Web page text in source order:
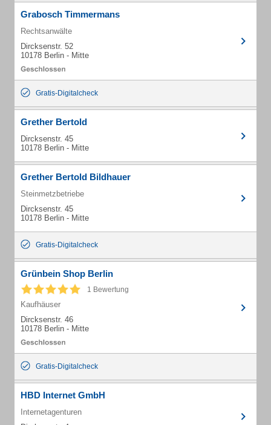
Grabosch Timmermans
Rechtsanwälte
Dircksenstr. 52
10178 Berlin - Mitte
Gratis-Digitalcheck
Grether Bertold
Dircksenstr. 45
10178 Berlin - Mitte
Grether Bertold Bildhauer
Steinmetzbetriebe
Dircksenstr. 45
10178 Berlin - Mitte
Gratis-Digitalcheck
Grünbein Shop Berlin
1 Bewertung
Kaufhäuser
Dircksenstr. 46
10178 Berlin - Mitte
Gratis-Digitalcheck
HBD Internet GmbH
Internetagenturen